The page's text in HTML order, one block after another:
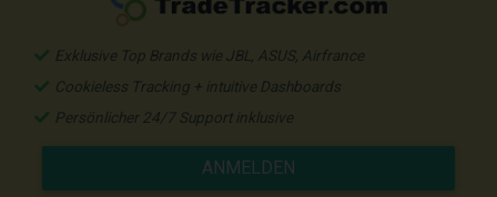
Exklusive Top Brands wie JBL, ASUS, Airfrance
Cookieless Tracking + intuitive Dashboards
Persönlicher 24/7 Support inklusive
ANMELDEN